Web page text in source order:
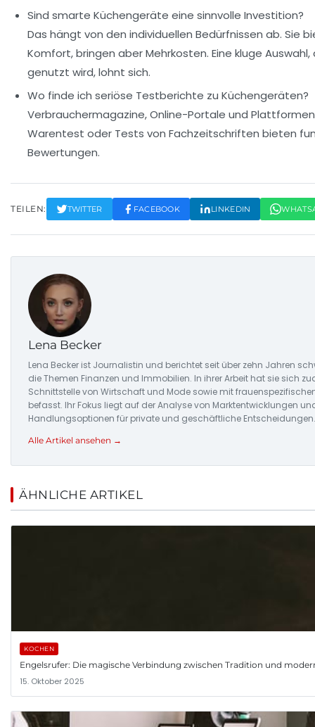
Sind smarte Küchengeräte eine sinnvolle Investition?
Das hängt von den individuellen Bedürfnissen ab. Sie
Komfort, bringen aber Mehrkosten. Eine kluge
genutzt wird, lohnt sich.
Wo finde ich seriöse Testberichte zu Küchengeräten?
Verbrauchermagazine, Online-Portale und
Warentest oder Tests von Fachzeitschriften bieten
Bewertungen.
TEILEN: TWITTER FACEBOOK LINKEDIN
Lena Becker
Lena Becker ist Journalistin und berichtet seit über zehn Jahren
die Themen Finanzen und Immobilien. In ihrer Arbeit hat sie sich
Schnittstelle von Wirtschaft und Mode sowie mit
befasst. Ihr Fokus liegt auf der Analyse von Marktentwicklungen
Handlungsoptionen für private und geschäftliche Entscheidungen.
Alle Artikel ansehen →
ÄHNLICHE ARTIKEL
KOCHEN
Engelsrufer: Die magische Verbindung zwischen Tradition und
15. Oktober 2025